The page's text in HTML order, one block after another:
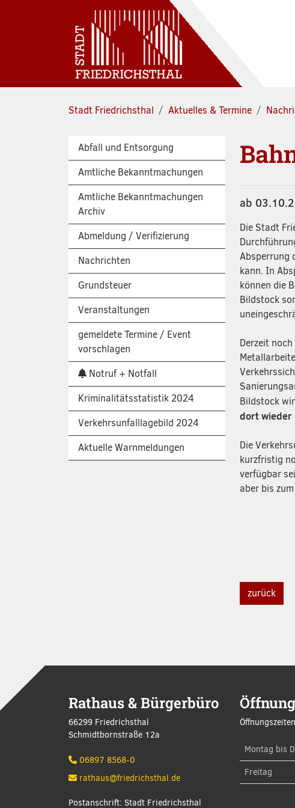
Stadt Friedrichsthal Aktuelles & Termine
Abfall und Entsorgung
Amtliche Bekanntmachungen
Amtliche Bekanntmachungen
Archiv
Abmeldung / Verifizierung
Nachrichten
Grundsteuer
Veranstaltungen
gemeldete Termine / Event
vorschlagen
Notruf + Notfall
Kriminalitätsstatistik 2024
Verkehrsunfalllagebild 2024
Aktuelle Warnmeldungen
ab
Die Stadt
Absperrung
kann. In
können die
Bildstock
Derzeit
Bildstock
dort
Die
kurzfristig
verfügbar
aber bis
zurück
Rathaus & Bürgerbüro
66299 Friedrichsthal
Schmidtbornstraße 12a
06897 8568-0
rathaus@friedrichsthal.de
Postanschrift: Stadt Friedrichsthal
Montag bis
Freitag